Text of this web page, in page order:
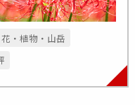
・植物・山岳